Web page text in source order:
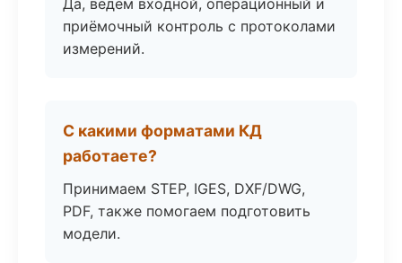
Да, ведём входной, операционный и
приёмочный контроль с протоколами
измерений.
С какими форматами КД
работаете?
Принимаем STEP, IGES, DXF/DWG,
PDF, также помогаем подготовить
модели.